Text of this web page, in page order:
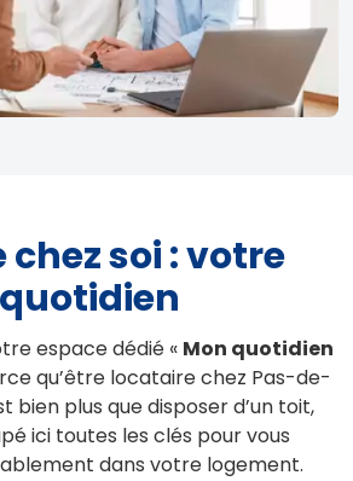
chez soi : votre
espace dédié « Mon quotidien
qu’être locataire chez Pas-de-
bien plus que disposer d’un toit,
ici toutes les clés pour vous
dans votre logement.